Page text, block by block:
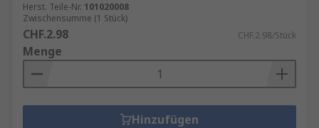
Herst. Teile-Nr. 101020008
Zwischensumme (1 Stück)
CHF.2.98 CHF.2.98/Stück
Menge
Hinzufügen